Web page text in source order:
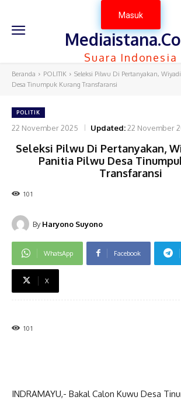
Masuk
Suara Indonesia
Beranda POLITIK
Seleksi Pilwu Di Pertanyakan,
Desa Tinumpuk Kurang Transfaransi
POLITIK
22 November 2025 Updated:22 November
Seleksi Pilwu Di Pertanyakan,
Panitia Pilwu Desa
Transfaransi
101
By Haryono Suyono
WhatsApp Facebook
X
101
INDRAMAYU,- Bakal Calon Kuwu Desa